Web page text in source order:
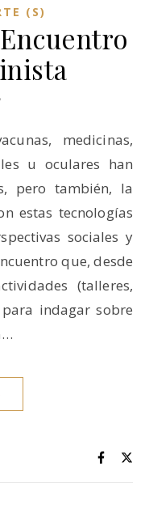
(S)
u oculares han
pero también, la
estas tecnologías
sociales y
que, desde
(talleres,
para indagar sobre